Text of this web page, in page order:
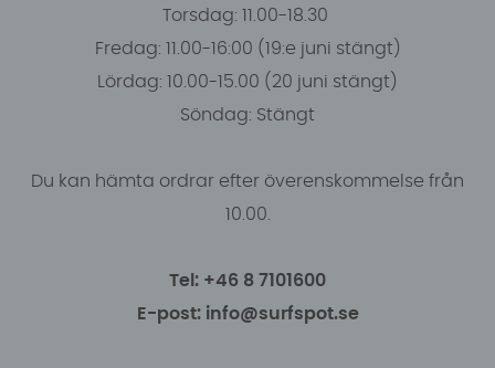
Torsdag: 11.00-18.30
Fredag: 11.00-16:00 (19:e juni stängt)
Lördag: 10.00-15.00 (20 juni stängt)
Söndag: Stängt
Du kan hämta ordrar efter överenskommelse från
10.00.
Tel: +46 8 7101600
E-post: info@surfspot.se